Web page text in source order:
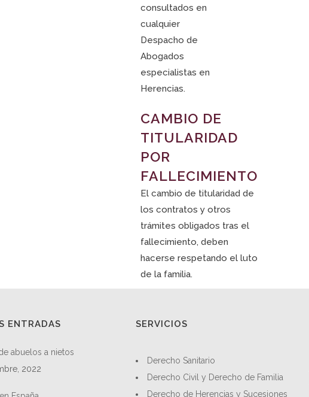
consultados en
cualquier
Despacho de
Abogados
especialistas en
Herencias.
CAMBIO DE
TITULARIDAD
POR
FALLECIMIENTO
El cambio de titularidad de
los contratos y otros
trámites obligados tras el
fallecimiento, deben
hacerse respetando el luto
de la familia.
ENTRADAS
abuelos a nietos
2022
SERVICIOS
Derecho Sanitario
Derecho Civil y Derecho de Familia
Derecho de Herencias y Sucesiones